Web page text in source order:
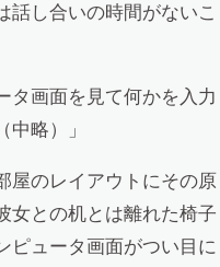
話し合いの時間がないこ
タ画面を見て何かを入力
略）」
屋のレイアウトにその原
女との机とは離れた椅子
ピュータ画面がつい目に